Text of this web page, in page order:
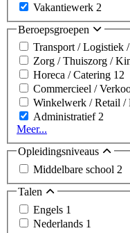
Vakantiewerk 2
Beroepsgroepen
Transport / Logistiek
Zorg / Thuiszorg /
Horeca / Catering 12
Commercieel /
Winkelwerk / Retail /
Administratief2
Meer...
Opleidingsniveaus
Middelbare school 2
Talen
Engels 1
Nederlands 1